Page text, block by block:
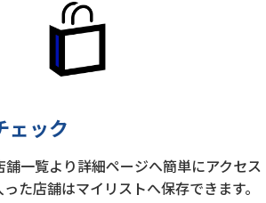
ェック
舗一覧より詳細ページへ簡単にアクセス
た店舗はマイリストへ保存できます。